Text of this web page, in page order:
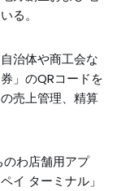
る。
治体や商工会な
」のQRコードを
売上管理、精算
わ店舗用アプ
イ ターミナル」